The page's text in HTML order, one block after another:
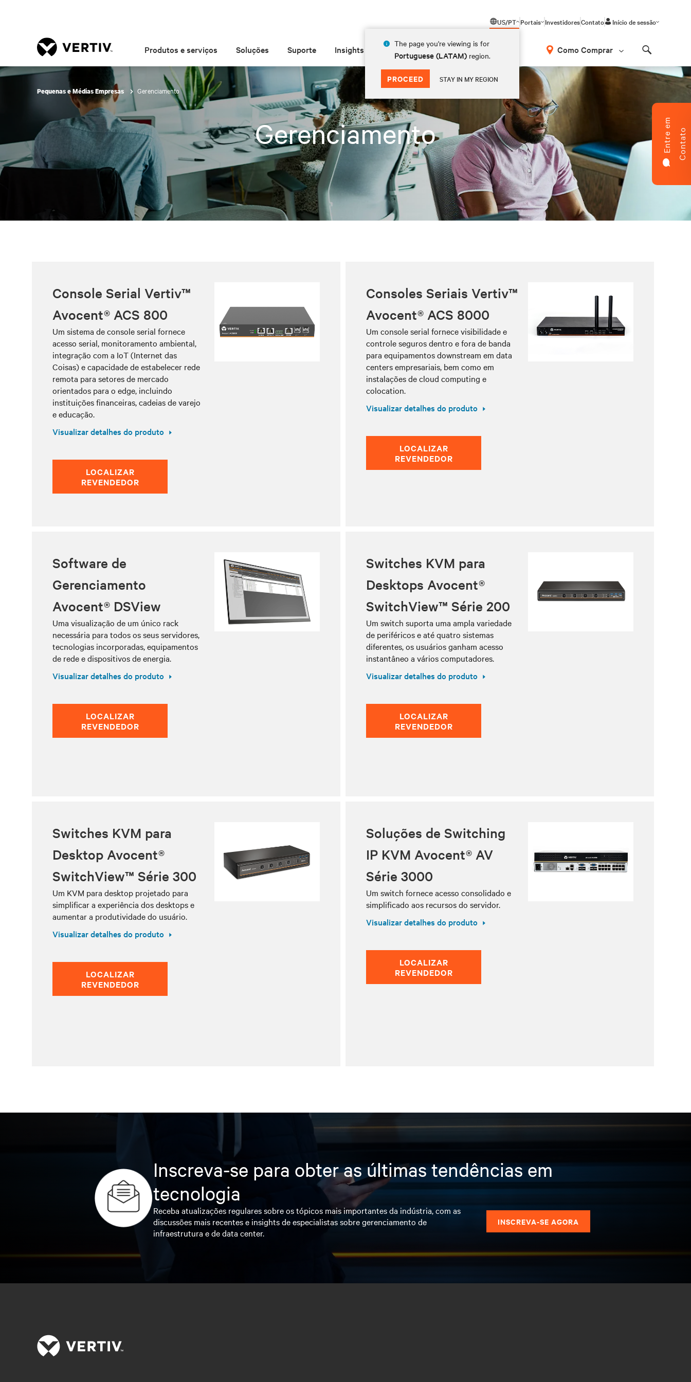
US/PT
The page you're viewing is for
Portuguese (LATAM) region.
PROCEED STAY IN MY REGION
Portais InvestidoresContato Início de sessão
Produtos e serviços Soluções Suporte Insights Sobre Como Comprar
Pequenas e Médias Empresas Gerenciamento
Gerenciamento E
n
t
r
e
e
m
C
o
n
t
a
t o
Console Serial Vertiv™
Avocent® ACS 800
Um sistema de console serial fornece
acesso serial, monitoramento ambiental,
integração com a IoT (Internet das
Coisas) e capacidade de estabelecer rede
remota para setores de mercado
orientados para o edge, incluindo
instituições financeiras, cadeias de varejo
e educação.
Visualizar detalhes do produto
LOCALIZAR
REVENDEDOR
Consoles Seriais Vertiv™
Avocent® ACS 8000
Um console serial fornece visibilidade e
controle seguros dentro e fora de banda
para equipamentos downstream em data
centers empresariais, bem como em
instalações de cloud computing e
colocation.
Visualizar detalhes do produto
LOCALIZAR
REVENDEDOR
Software de
Gerenciamento
Avocent® DSView
Uma visualização de um único rack
necessária para todos os seus servidores,
tecnologias incorporadas, equipamentos
de rede e dispositivos de energia.
Visualizar detalhes do produto
LOCALIZAR
REVENDEDOR
Switches KVM para
Desktops Avocent®
SwitchView™ Série 200
Um switch suporta uma ampla variedade
de periféricos e até quatro sistemas
diferentes, os usuários ganham acesso
instantâneo a vários computadores.
Visualizar detalhes do produto
LOCALIZAR
REVENDEDOR
Switches KVM para
Desktop Avocent®
SwitchView™ Série 300
Um KVM para desktop projetado para
simplificar a experiência dos desktops e
aumentar a produtividade do usuário.
Visualizar detalhes do produto
LOCALIZAR
REVENDEDOR
Soluções de Switching
IP KVM Avocent® AV
Série 3000
Um switch fornece acesso consolidado e
simplificado aos recursos do servidor.
Visualizar detalhes do produto
LOCALIZAR
REVENDEDOR
Inscreva-se para obter as últimas tendências em
tecnologia
Receba atualizações regulares sobre os tópicos mais importantes da indústria, com as
discussões mais recentes e insights de especialistas sobre gerenciamento de
infraestrutura e de data center.
INSCREVA-SE AGORA